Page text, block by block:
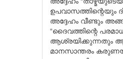
ഉപവാസത്തിന്റെയും
അദ്ദേഹം വീണ്ടും
“ദൈവത്തിന്റെ
ആശ്രയിക്കുന്നതും
മാനസാന്തരം